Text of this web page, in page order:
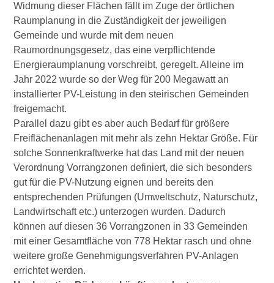
Widmung dieser Flächen fällt im Zuge der örtlichen
Raumplanung in die Zuständigkeit der jeweiligen
Gemeinde und wurde mit dem neuen
Raumordnungsgesetz, das eine verpflichtende
Energieraumplanung vorschreibt, geregelt. Alleine im
Jahr 2022 wurde so der Weg für 200 Megawatt an
installierter PV-Leistung in den steirischen Gemeinden
freigemacht.
Parallel dazu gibt es aber auch Bedarf für größere
Freiflächenanlagen mit mehr als zehn Hektar Größe. Für
solche Sonnenkraftwerke hat das Land mit der neuen
Verordnung Vorrangzonen definiert, die sich besonders
gut für die PV-Nutzung eignen und bereits den
entsprechenden Prüfungen (Umweltschutz, Naturschutz,
Landwirtschaft etc.) unterzogen wurden. Dadurch
können auf diesen 36 Vorrangzonen in 33 Gemeinden
mit einer Gesamtfläche von 778 Hektar rasch und ohne
weitere große Genehmigungsverfahren PV-Anlagen
errichtet werden.